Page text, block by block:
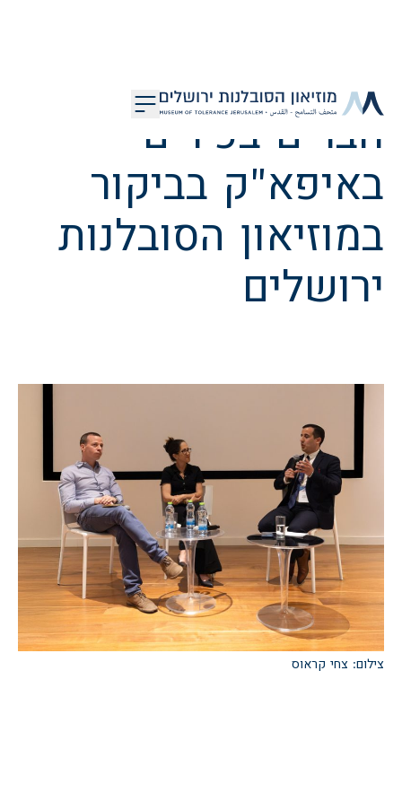
חברים בכירים
באיפא"ק בביקור
במוזיאון הסובלנות
ירושלים
צילום: צחי קראוס